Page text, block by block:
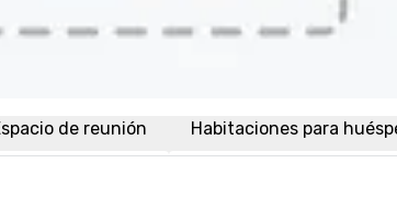
de reunión Habitaciones para